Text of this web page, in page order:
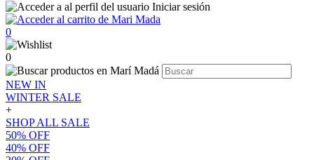
Iniciar sesión
0
0
NEW IN
WINTER SALE
+
SHOP ALL SALE
50% OFF
40% OFF